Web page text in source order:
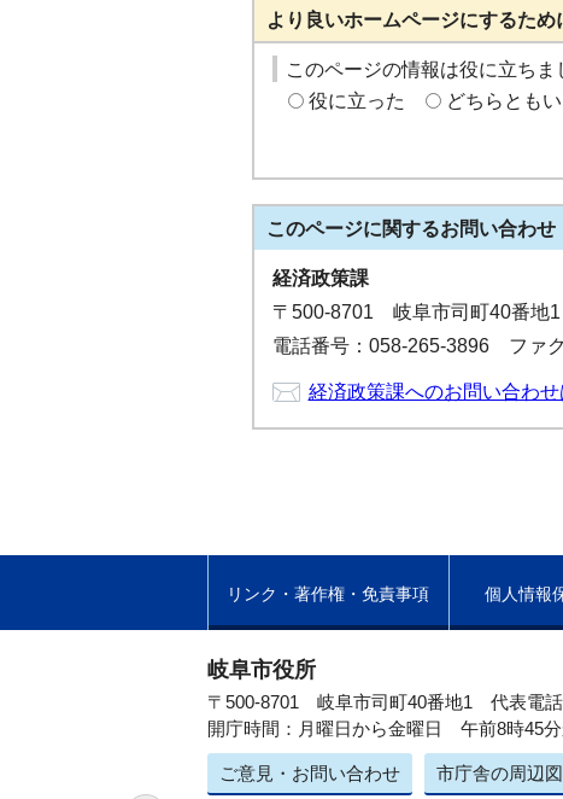
より良いホームページにするため
このページの情報は役に立ちま
役に立った
どちらとも
このページに関するお問い合わせ
経済政策課
〒500-8701 岐阜市司町40番地
電話番号：058-265-3896 ファ
経済政策課へのお問い合わ
リンク・著作権・免責事項 個人情報
岐阜市役所
〒500-8701 岐阜市司町40番地1 代表電
開庁時間：月曜日から金曜日 午前8時45分
ご意見・お問い合わせ 市庁舎の周辺図